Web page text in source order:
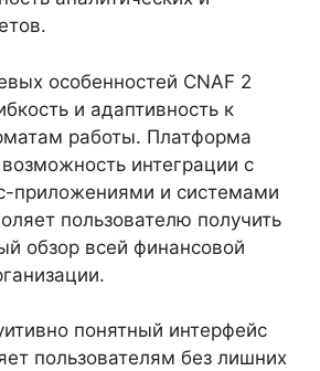
особенностей CNAF 2
и адаптивность к
работы. Платформа
интеграции с
приложениями и системами
пользователю получить
обзор всей финансовой
понятный интерфейс
пользователям без лишних